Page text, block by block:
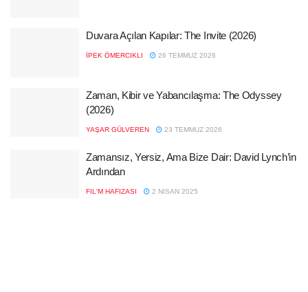
Duvara Açılan Kapılar: The Invite (2026)
İPEK ÖMERCIKLI 26 TEMMUZ 2026
Zaman, Kibir ve Yabancılaşma: The Odyssey
(2026)
YAŞAR GÜLVEREN 23 TEMMUZ 2026
Zamansız, Yersiz, Ama Bize Dair: David Lynch’in
Ardından
FIL'M HAFIZASI 2 NISAN 2025